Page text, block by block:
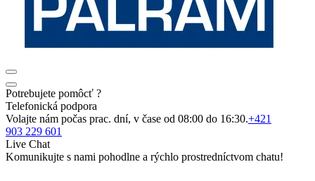
Potrebujete pomôcť ?
Telefonická podpora
Volajte nám počas prac. dní, v čase od 08:00 do 16:30.+421
903 229 601
Live Chat
Komunikujte s nami pohodlne a rýchlo prostredníctvom chatu!